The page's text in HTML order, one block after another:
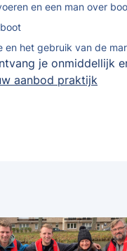
en een man over
en het gebruik van de
je onmiddellijk
aanbod praktijk